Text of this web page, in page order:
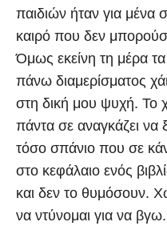
παιδιών ήταν για μένα
καιρό που δεν
Όμως εκείνη τη μέρα
πάνω διαμερίσματος
στη δική μου ψυχή. Το
πάντα σε αναγκάζει να
τόσο σπάνιο που σε
στο κεφάλαιο ενός
και δεν το θυμόσουν.
να ντύνομαι για να βγω.